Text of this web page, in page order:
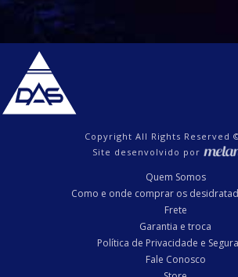
Copyright All Rights Reserved
Site desenvolvido por
Quem Somos
Como e onde comprar os
Frete
Garantia e troca
Política de Privacidade e
Fale Conosco